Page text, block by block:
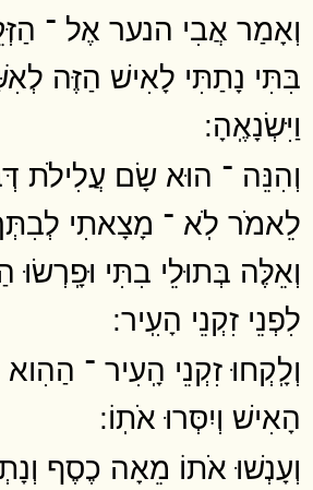
וְאָמַר אֲבִי הנער אֶל ־
בִּתִּי נָתַתִּי לָאִישׁ הַזֶּה
וַיִּשְׂנָאֶֽהָ ׃
וְהִנֵּה ־ הוּא שָׂם עֲלִילֹת
לֵאמֹר לֹֽא ־ מָצָאתִי
וְאֵלֶּה בְּתוּלֵי בִתִּי
לִפְנֵי זִקְנֵי הָעִֽיר ׃
וְלָֽקְחוּ זִקְנֵי הָֽעִיר ־
הָאִישׁ וְיִסְּרוּ אֹתֽוֹ ׃
וְעָנְשׁוּ אֹתוֹ מֵאָה כֶסֶף